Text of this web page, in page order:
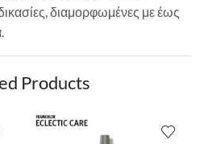
διαμορφωμένες με έως
Products